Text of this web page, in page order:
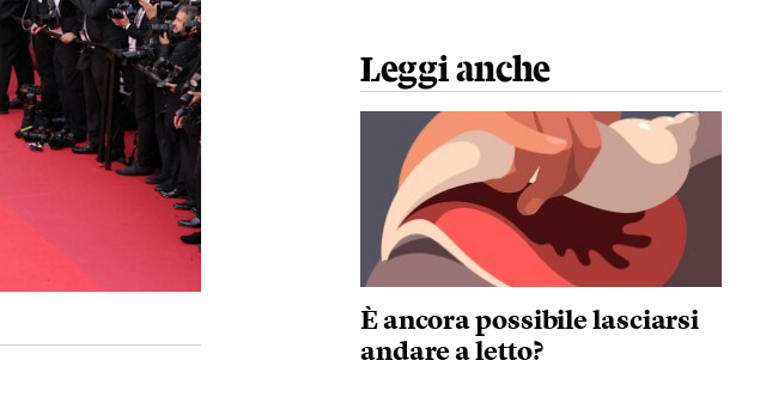
Leggi anche
È ancora possibile lasciarsi
andare a letto?